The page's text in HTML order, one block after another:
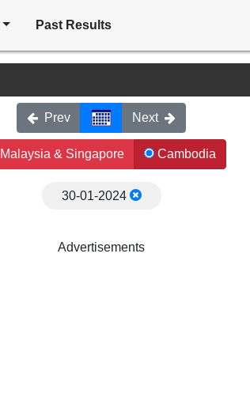
Past Results
Prev Next
Malaysia & Singapore Cambodia
30-01-2024
Advertisements